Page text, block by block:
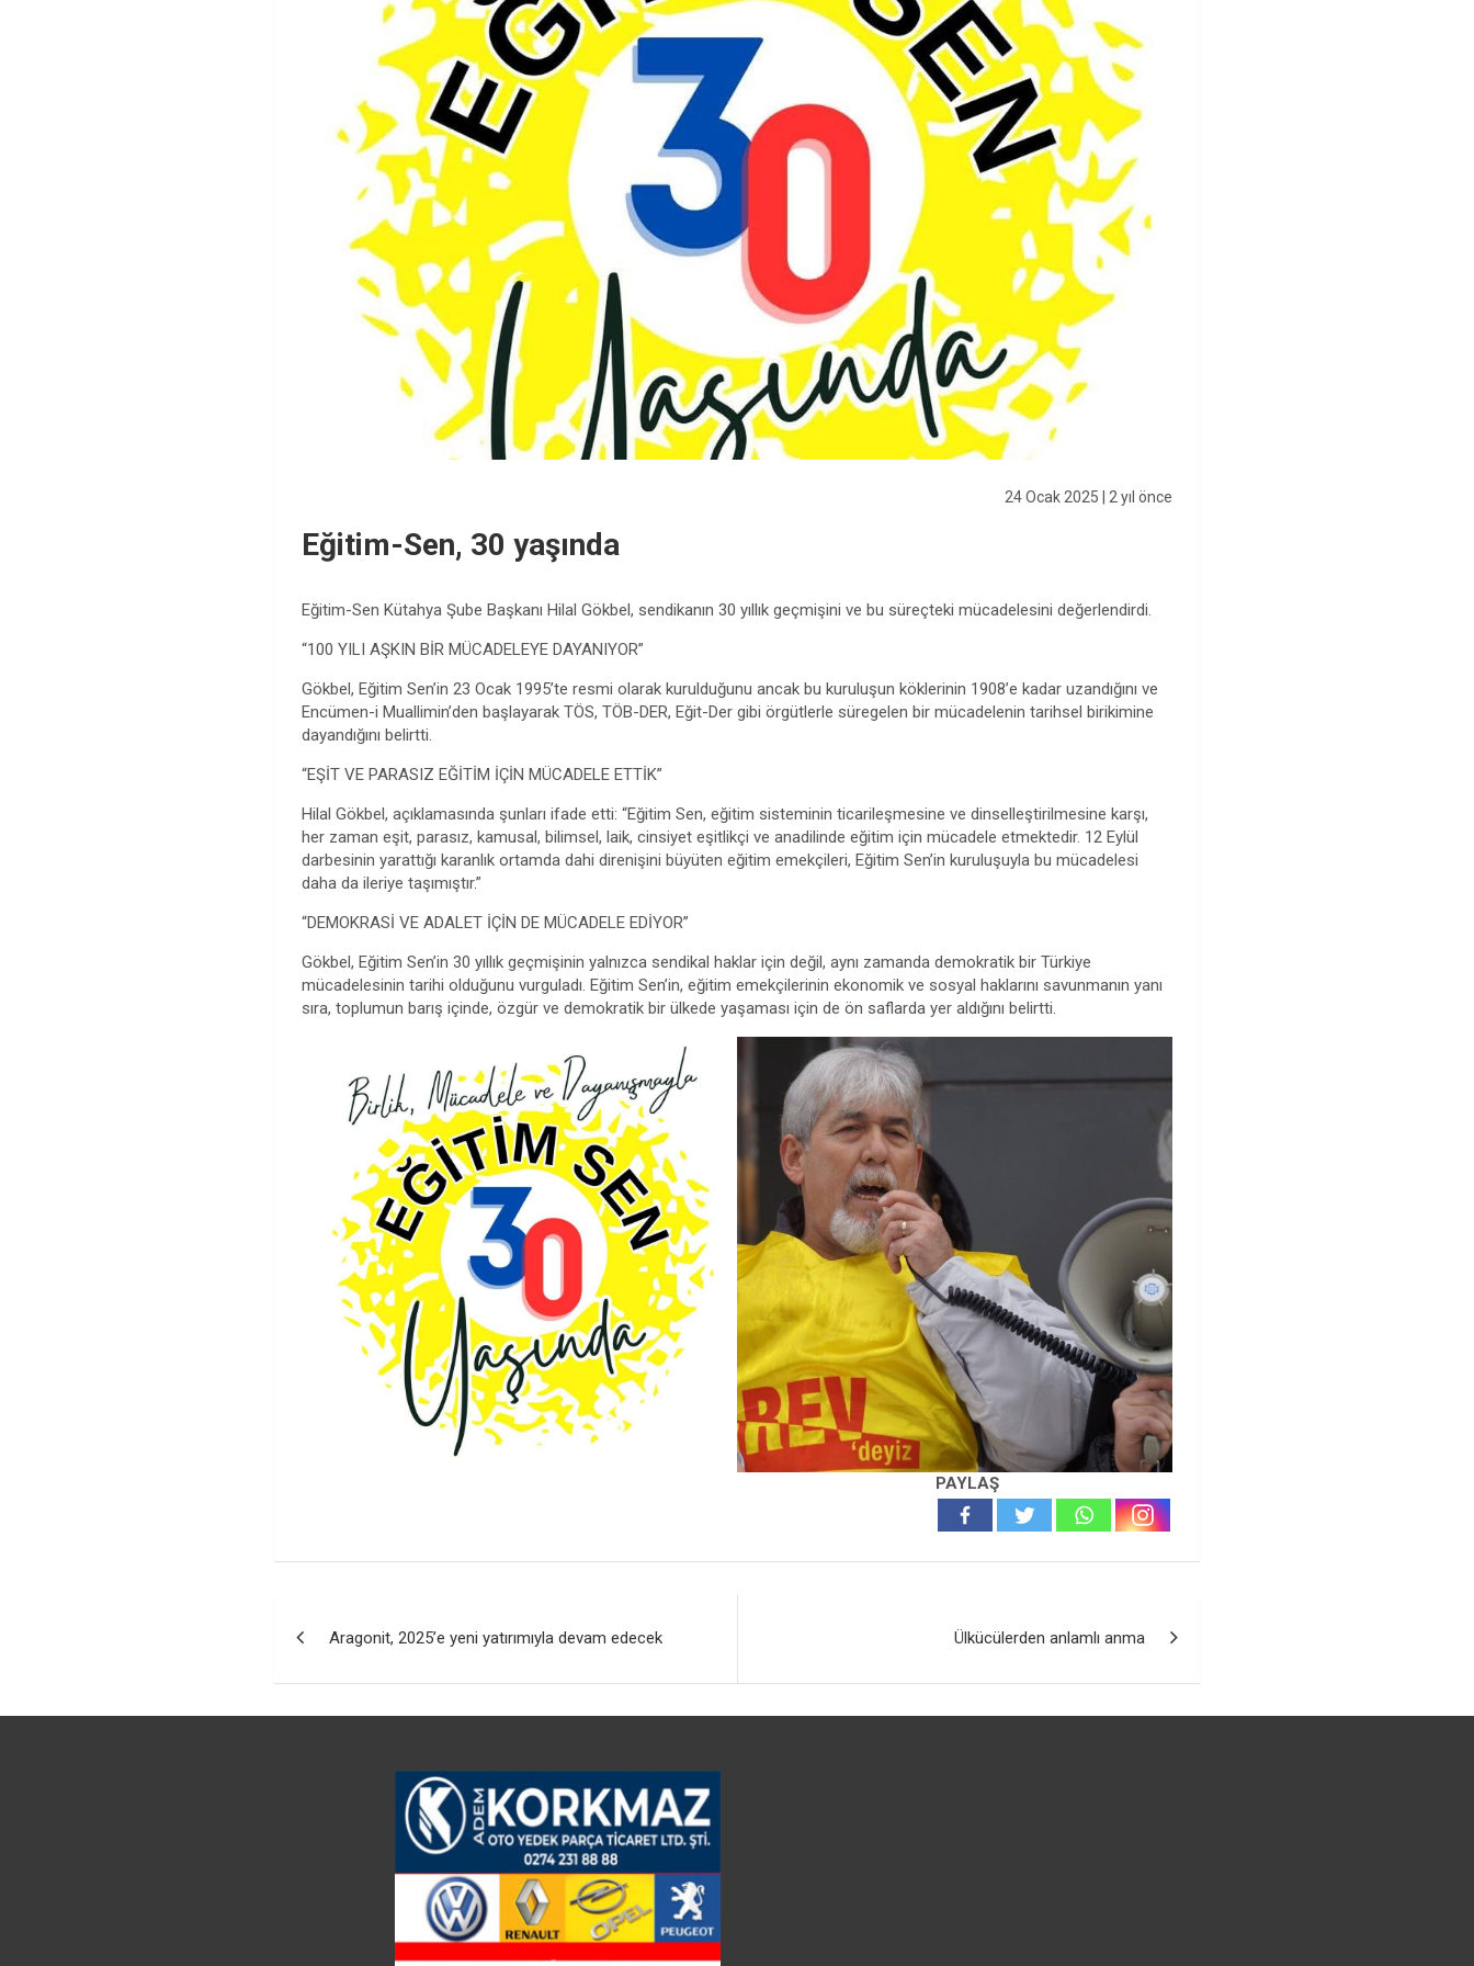
24 Ocak 2025 | 2 yıl önce
Eğitim-Sen, 30 yaşında
Eğitim-Sen Kütahya Şube Başkanı Hilal Gökbel, sendikanın 30 yıllık geçmişini ve bu süreçteki mücadelesini değerlendirdi.
“100 YILI AŞKIN BİR MÜCADELEYE DAYANIYOR”
Gökbel, Eğitim Sen’in 23 Ocak 1995’te resmi olarak kurulduğunu ancak bu kuruluşun köklerinin 1908’e kadar uzandığını ve
Encümen-i Muallimin’den başlayarak TÖS, TÖB-DER, Eğit-Der gibi örgütlerle süregelen bir mücadelenin tarihsel birikimine
dayandığını belirtti.
“EŞİT VE PARASIZ EĞİTİM İÇİN MÜCADELE ETTİK”
Hilal Gökbel, açıklamasında şunları ifade etti: “Eğitim Sen, eğitim sisteminin ticarileşmesine ve dinselleştirilmesine karşı,
her zaman eşit, parasız, kamusal, bilimsel, laik, cinsiyet eşitlikçi ve anadilinde eğitim için mücadele etmektedir. 12 Eylül
darbesinin yarattığı karanlık ortamda dahi direnişini büyüten eğitim emekçileri, Eğitim Sen’in kuruluşuyla bu mücadelesi
daha da ileriye taşımıştır.”
“DEMOKRASİ VE ADALET İÇİN DE MÜCADELE EDİYOR”
Gökbel, Eğitim Sen’in 30 yıllık geçmişinin yalnızca sendikal haklar için değil, aynı zamanda demokratik bir Türkiye
mücadelesinin tarihi olduğunu vurguladı. Eğitim Sen’in, eğitim emekçilerinin ekonomik ve sosyal haklarını savunmanın yanı
sıra, toplumun barış içinde, özgür ve demokratik bir ülkede yaşaması için de ön saflarda yer aldığını belirtti.
PAYLAŞ
gezinmesi
Aragonit, 2025’e yeni yatırımıyla devam edecek Ülkücülerden anlamlı anma